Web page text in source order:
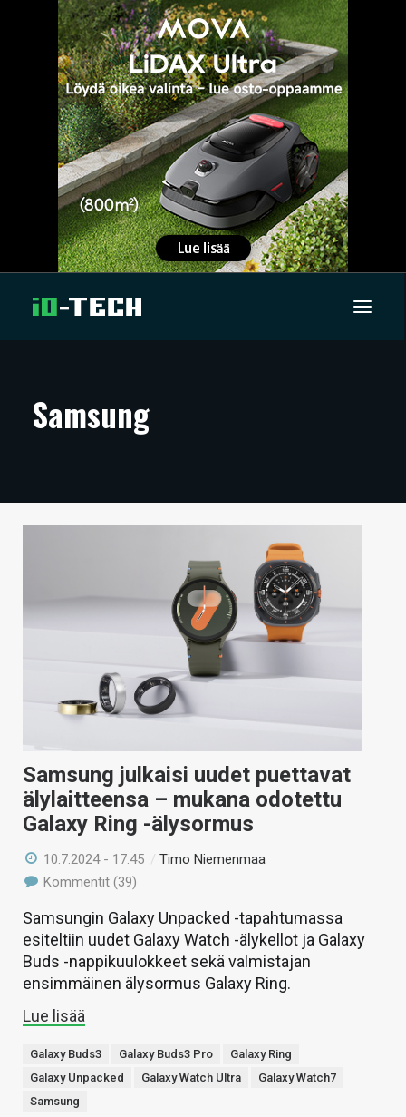
ARTIKKELIT
TECHBBS
HAKU
Samsung
Samsung julkaisi uudet puettavat
älylaitteensa – mukana odotettu
Galaxy Ring -älysormus
10.7.2024 - 17:45 /Timo Niemenmaa
Kommentit (39)
Samsungin Galaxy Unpacked -tapahtumassa
esiteltiin uudet Galaxy Watch -älykellot ja Galaxy
Buds -nappikuulokkeet sekä valmistajan
ensimmäinen älysormus Galaxy Ring.
Lue lisää
Galaxy Buds3 Galaxy Buds3 Pro
Galaxy Ring
Galaxy Unpacked
Galaxy Watch Ultra
Galaxy Watch7
Samsung